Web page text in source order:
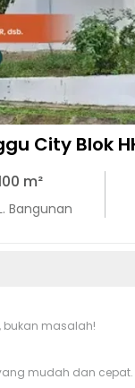
City Blok
m²
Bangunan
bukan masalah!
mudah dan cepat.